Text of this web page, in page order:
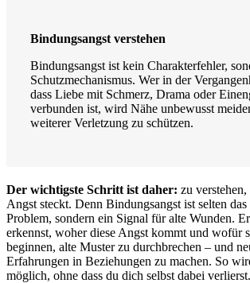
Bindungsangst verstehen
Bindungsangst ist kein Charakterfehler,
Schutzmechanismus. Wer in der
dass Liebe mit Schmerz, Drama oder
verbunden ist, wird Nähe unbewusst
weiterer Verletzung zu schützen.
Der wichtigste Schritt ist daher: zu
Angst steckt. Denn Bindungsangst ist selten
Problem, sondern ein Signal für alte Wunden.
erkennst, woher diese Angst kommt und wofür
beginnen, alte Muster zu durchbrechen – und
Erfahrungen in Beziehungen zu machen. So
möglich, ohne dass du dich selbst dabei verlierst.